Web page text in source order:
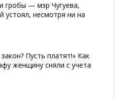
гробы — мэр Чугуева,
устоял, несмотря ни на
Пусть платят!» Как
женщину сняли с учета